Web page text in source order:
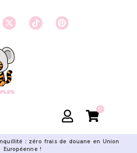
0
: zéro frais de douane en Union
Européenne !